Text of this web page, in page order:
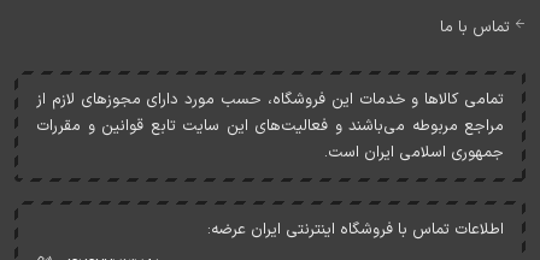
تماس با ما
تمامی کالاها و خدمات اين فروشگاه، حسب مورد دارای مجوزهای لازم از
مراجع مربوطه می‌باشند و فعاليت‌های اين سايت تابع قوانين و مقررات
جمهوری اسلامی ايران است.
اطلاعات تماس با فروشگاه اینترنتی ایران عرضه: